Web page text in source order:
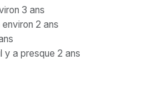
3 ans
environ 2 ans
y a presque 2 ans